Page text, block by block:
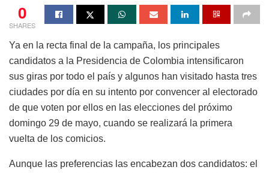
0
SHARES
Ya en la recta final de la campaña, los principales
candidatos a la Presidencia de Colombia intensificaron
sus giras por todo el país y algunos han visitado hasta tres
ciudades por día en su intento por convencer al electorado
de que voten por ellos en las elecciones del próximo
domingo 29 de mayo, cuando se realizará la primera
vuelta de los comicios.
Aunque las preferencias las encabezan dos candidatos: el